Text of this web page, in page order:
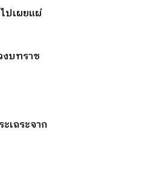
ปเผยแผ่
บทราช
ถระจาก